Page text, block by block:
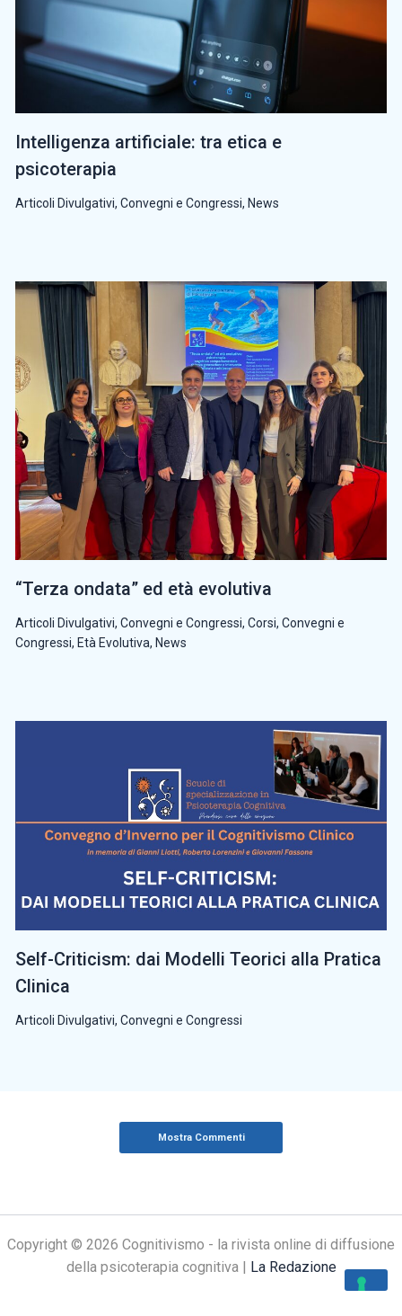
Intelligenza artificiale: tra etica e
psicoterapia
Articoli Divulgativi, Convegni e Congressi, News
“Terza ondata” ed età evolutiva
Articoli Divulgativi, Convegni e Congressi, Corsi, Convegni e
Congressi, Età Evolutiva, News
Self-Criticism: dai Modelli Teorici alla Pratica
Clinica
Articoli Divulgativi, Convegni e Congressi
Mostra Commenti
Copyright © 2026 Cognitivismo - la rivista online di diffusione
della psicoterapia cognitiva | La Redazione